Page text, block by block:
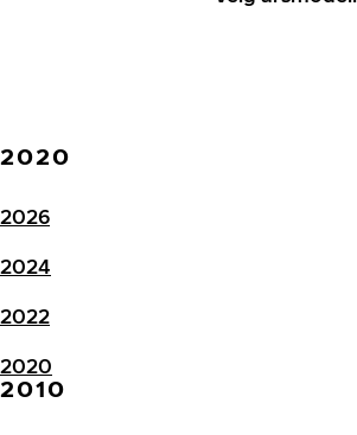
2020
2026
2024
2022
2020
2010